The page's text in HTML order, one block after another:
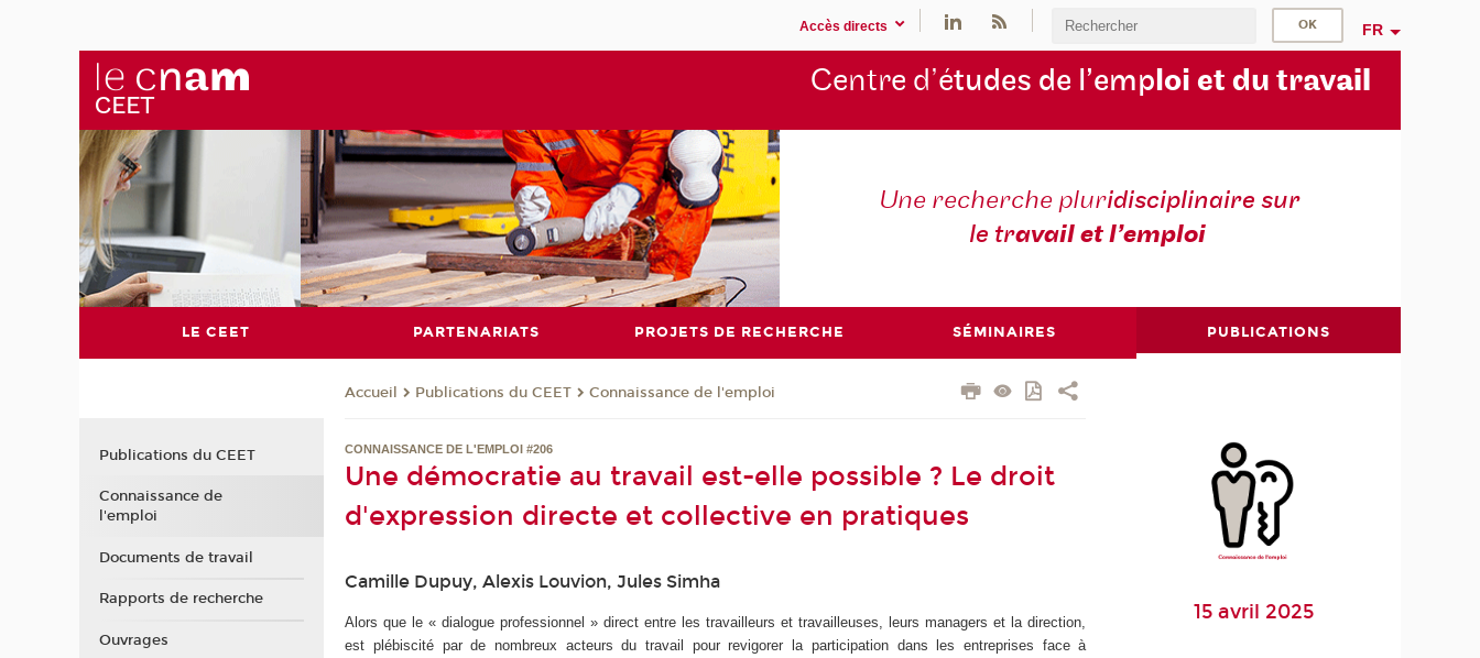
Accès directs FR
Centre d’études de l’emploi et du travail
Une recherche pluridisciplinaire sur
le travail et l’emploi
LE CEET PARTENARIATS PROJETS DE RECHERCHE SÉMINAIRES PUBLICATIONS
Accueil Publications du CEET Connaissance de l'emploi
CONNAISSANCE DE L'EMPLOI #206
Une démocratie au travail est-elle possible ? Le droit
d'expression directe et collective en pratiques
Camille Dupuy, Alexis Louvion, Jules Simha
Alors que le « dialogue professionnel » direct entre les travailleurs et travailleuses, leurs managers et la direction,
est plébiscité par de nombreux acteurs du travail pour revigorer la participation dans les entreprises face à
15 avril 2025
Publications du CEET
Connaissance de
l'emploi
Documents de travail
Rapports de recherche
Ouvrages